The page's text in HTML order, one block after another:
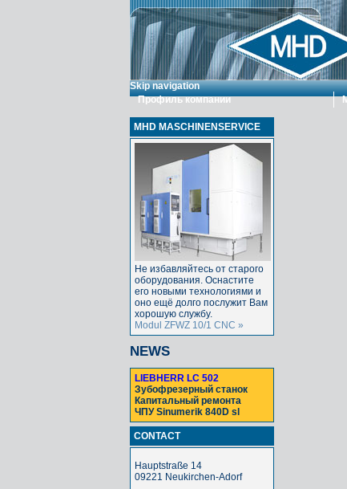
Skip navigation
Профиль компании
MHD MASCHINENSERVICE
Не избавляйтесь от старого
оборудования. Оснастите
его новыми технологиями и
оно ещё долго послужит Вам
хорошую службу.
Modul ZFWZ 10/1 CNC »
NEWS
LIEBHERR LC 502
Зубофрезерный станок
Капитальный ремонта
ЧПУ Sinumerik 840D sl
CONTACT
Hauptstraße 14
09221 Neukirchen-Adorf